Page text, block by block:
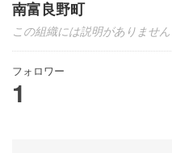
南富良野町
この組織には説明がありません
フォロワー
1